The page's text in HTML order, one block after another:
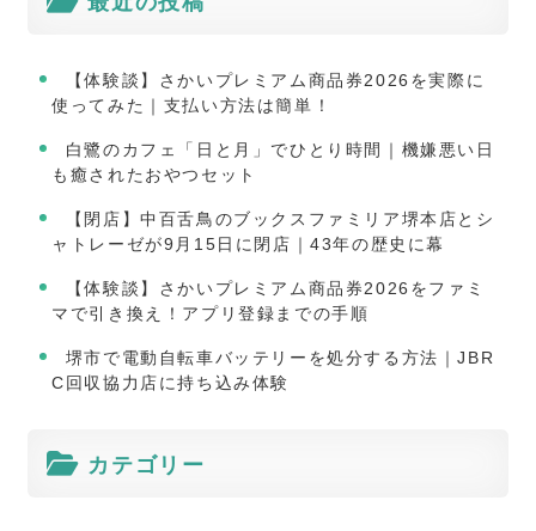
【体験談】さかいプレミアム商品券2026を実際に
使ってみた｜支払い方法は簡単！
白鷺のカフェ「日と月」でひとり時間｜機嫌悪い日
も癒されたおやつセット
【閉店】中百舌鳥のブックスファミリア堺本店とシ
ャトレーゼが9月15日に閉店｜43年の歴史に幕
【体験談】さかいプレミアム商品券2026をファミ
マで引き換え！アプリ登録までの手順
堺市で電動自転車バッテリーを処分する方法｜JBR
C回収協力店に持ち込み体験
カテゴリー